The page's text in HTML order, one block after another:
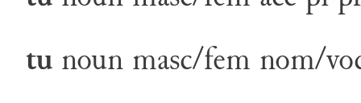
tu noun masc/fem nom/